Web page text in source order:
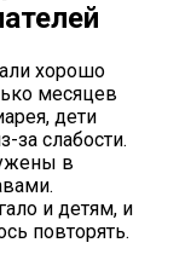
хорошо
месяцев
дети
за слабости.
в
и детям, и
повторять.